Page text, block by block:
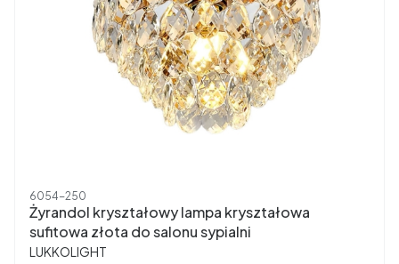
Kod produktu
6054-250
Żyrandol kryształowy lampa kryształowa
sufitowa złota do salonu sypialni
PRODUCENT
LUKKOLIGHT